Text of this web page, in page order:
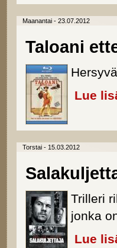
Maanantai - 23.07.2012
Taloani
Lue
Torstai - 15.03.2012
Trilleri
jonka
Lue